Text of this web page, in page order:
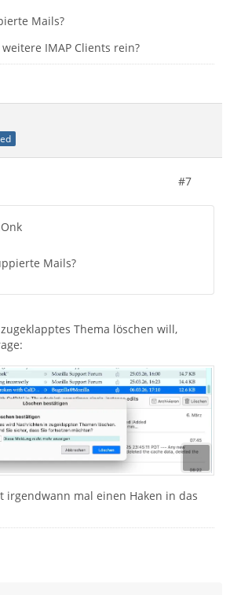
Mails?
IMAP Clients rein?
#7
Mails?
Thema löschen will,
irgendwann mal einen Haken in das